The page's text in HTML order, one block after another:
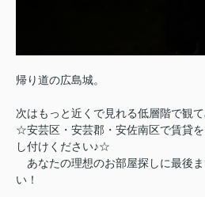
帰り道の広島城。
次はもっと近くで見れる低層階で観
☆安芸区・安芸郡・安佐南区で賃貸
し付けください♪☆
あなたの理想のお部屋探しに最後
い！